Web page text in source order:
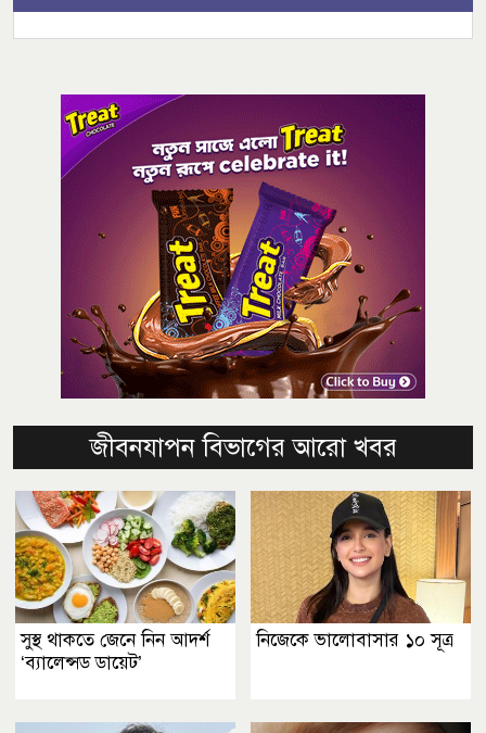
জীবনযাপন বিভাগের আরো খবর
সুস্থ থাকতে জেনে নিন আদর্শ
‘ব্যালেন্সড ডায়েট’
নিজেকে ভালোবাসার ১০ সূত্র